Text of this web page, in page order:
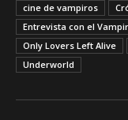
cine de vampiros
Entrevista con el
Only Lovers Left Alive
Underworld